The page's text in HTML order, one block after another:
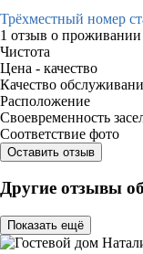
Трёхместный номер
1 отзыв о проживании
Чистота
Цена - качество
Качество
Расположение
Своевременность
Соответствие фото
Оставить отзыв
Другие отзывы
Показать ещё